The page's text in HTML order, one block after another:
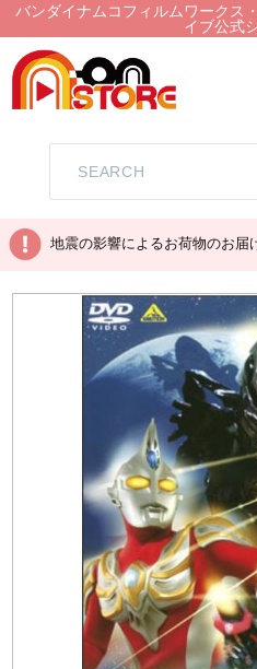
バンダイナムコフィルムワークス
イブ公式
地震の影響によるお荷物のお届